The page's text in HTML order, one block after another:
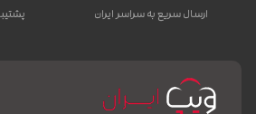
ارسال سریع به سراسر ایران